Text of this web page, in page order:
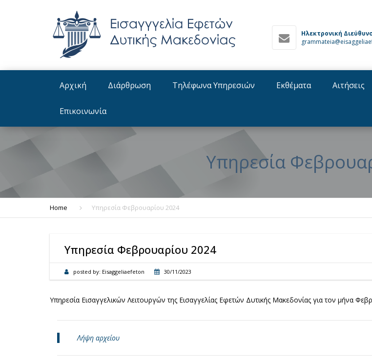
Ηλεκτρονική
Αρχική Διάρθρωση
Διατελέσαντες Εισαγγελείς
Τηλέφωνα Υπηρεσιών Εκθέματα Αιτήσεις
Επικοινωνία
Υπηρεσία
Home Υπηρεσία Φεβρουαρίου 2024
Υπηρεσία Φεβρουαρίου 2024
posted by: Eisaggeliaefeton 30/11/2023
Υπηρεσία Εισαγγελικών Λειτουργών της Εισαγγελίας Εφετών Δυτικής Μακεδονίας για τον μήνα
Λήψη αρχείου